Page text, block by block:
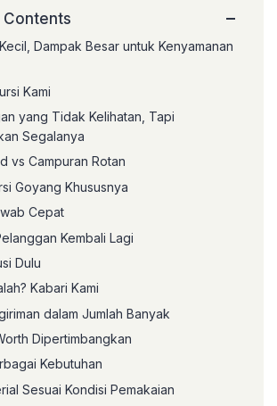
−
Dampak Besar untuk Kenyamanan
Kami
yang Tidak Kelihatan, Tapi
Segalanya
vs Campuran Rotan
Goyang Khususnya
Cepat
Kembali Lagi
Dulu
Kabari Kami
dalam Jumlah Banyak
Dipertimbangkan
Kebutuhan
Sesuai Kondisi Pemakaian